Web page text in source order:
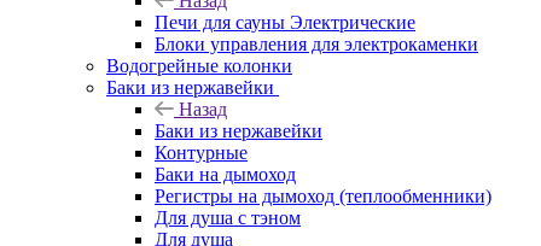
Печи для сауны Электрические
Блоки управления для электрокаменки
Водогрейные колонки
Баки из нержавейки
Назад
Баки из нержавейки
Контурные
Баки на дымоход
Регистры на дымоход (теплообменники)
Для душа с тэном
Для душа